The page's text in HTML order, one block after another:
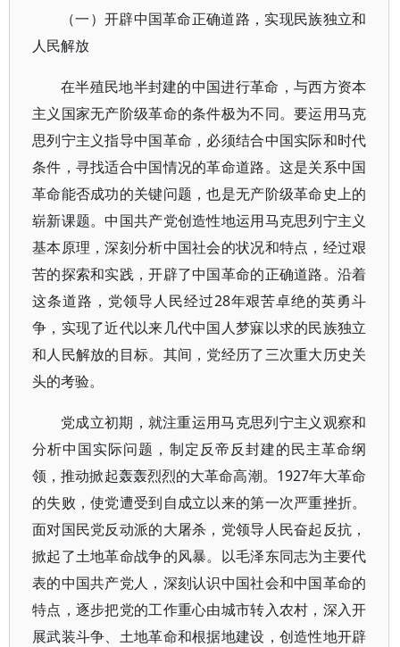
（一）开辟中国革命正确道路，实现民族独立和
人民解放
在半殖民地半封建的中国进行革命，与西方资本
主义国家无产阶级革命的条件极为不同。要运用马克
思列宁主义指导中国革命，必须结合中国实际和时代
条件，寻找适合中国情况的革命道路。这是关系中国
革命能否成功的关键问题，也是无产阶级革命史上的
崭新课题。中国共产党创造性地运用马克思列宁主义
基本原理，深刻分析中国社会的状况和特点，经过艰
苦的探索和实践，开辟了中国革命的正确道路。沿着
这条道路，党领导人民经过28年艰苦卓绝的英勇斗
争，实现了近代以来几代中国人梦寐以求的民族独立
和人民解放的目标。其间，党经历了三次重大历史关
头的考验。
党成立初期，就注重运用马克思列宁主义观察和
分析中国实际问题，制定反帝反封建的民主革命纲
领，推动掀起轰轰烈烈的大革命高潮。1927年大革命
的失败，使党遭受到自成立以来的第一次严重挫折。
面对国民党反动派的大屠杀，党领导人民奋起反抗，
掀起了土地革命战争的风暴。以毛泽东同志为主要代
表的中国共产党人，深刻认识中国社会和中国革命的
特点，逐步把党的工作重心由城市转入农村，深入开
展武装斗争、土地革命和根据地建设，创造性地开辟